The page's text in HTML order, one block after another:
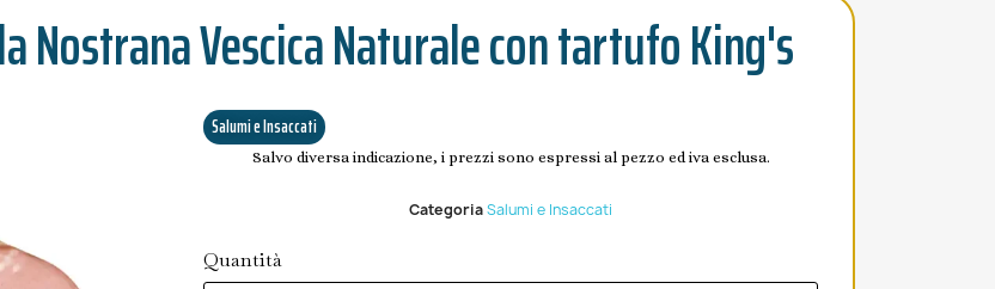
Nostrana Vescica Naturale con tartufo King's
Salumi e Insaccati
Salvo diversa indicazione, i prezzi sono espressi al pezzo ed iva esclusa.
CategoriaSalumi e Insaccati
Quantità